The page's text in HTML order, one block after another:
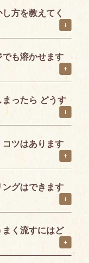
方を教えてく
でも溶かせます
まったら どうす
コツはあります
ングはできます
まく流すにはど